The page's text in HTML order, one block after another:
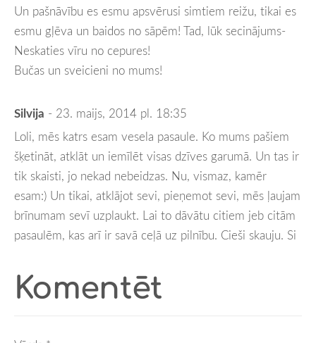
Un pašnāvību es esmu apsvērusi simtiem reižu, tikai es
esmu gļēva un baidos no sāpēm! Tad, lūk secinājums-
Neskaties vīru no cepures!
Bučas un sveicieni no mums!
Silvija - 23. maijs, 2014 pl. 18:35
Loli, mēs katrs esam vesela pasaule. Ko mums pašiem
šķetināt, atklāt un iemīlēt visas dzīves garumā. Un tas ir
tik skaisti, jo nekad nebeidzas. Nu, vismaz, kamēr
esam:) Un tikai, atklājot sevi, pieņemot sevi, mēs ļaujam
brīnumam sevī uzplaukt. Lai to dāvātu citiem jeb citām
pasaulēm, kas arī ir savā ceļā uz pilnību. Cieši skauju. Si
Komentēt